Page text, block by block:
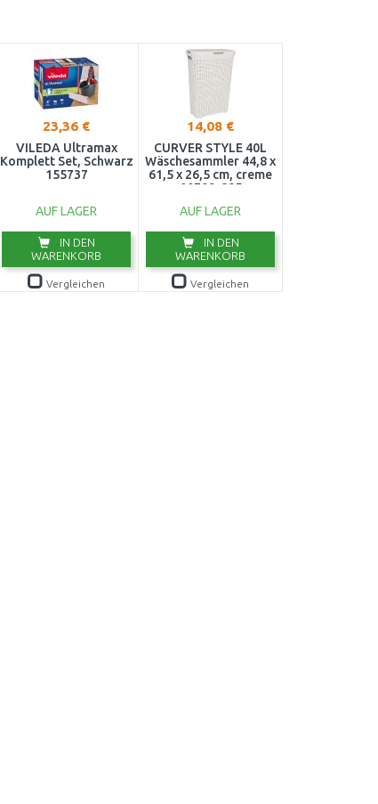
23,36 €
VILEDA Ultramax
Komplett Set, Schwarz
155737
AUF LAGER
IN DEN
WARENKORB
Vergleichen
14,08 €
CURVER STYLE 40L
Wäschesammler 44,8 x
61,5 x 26,5 cm, creme
00709-885
AUF LAGER
IN DEN
WARENKORB
Vergleichen